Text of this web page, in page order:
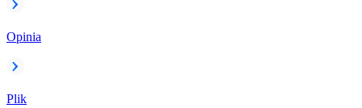
Opinia
Plik